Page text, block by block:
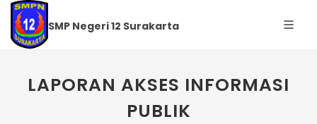
SMP Negeri 12 Surakarta
LAPORAN AKSES INFORMASI
PUBLIK